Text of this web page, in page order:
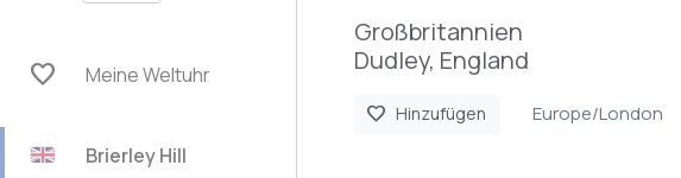
favorite Meine Weltuhr
Brierley Hill
Großbritannien
Dudley, England
favorite Hinzufügen Europe/London